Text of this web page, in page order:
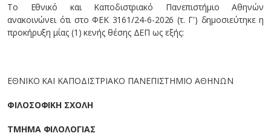
Το Eθνικό και Καποδιστριακό Πανεπιστήμιο Αθηνών
ανακοινώνει ότι στο ΦEK 3161/24-6-2026 (τ. Γ') δημοσιεύτηκε η
προκήρυξη μίας (1) κενής θέσης ΔΕΠ ως εξής:
ΕΘΝΙΚΟ ΚΑΙ ΚΑΠΟΔΙΣΤΡΙΑΚΟ ΠΑΝΕΠΙΣΤΗΜΙΟ ΑΘΗΝΩΝ
ΦΙΛΟΣΟΦΙΚΗ ΣΧΟΛΗ
ΤΜΗΜΑ ΦΙΛΟΛΟΓΙΑΣ